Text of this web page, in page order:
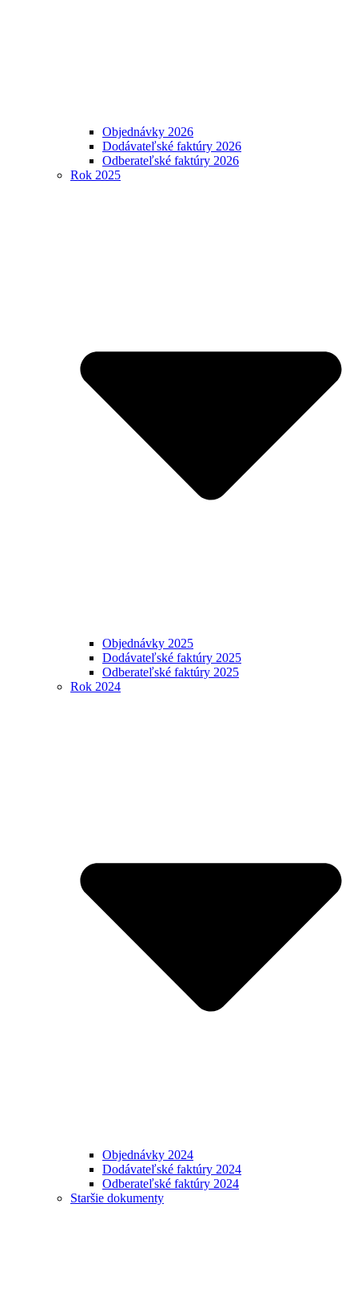
Objednávky 2026
Dodávateľské faktúry 2026
Odberateľské faktúry 2026
Rok 2025
Objednávky 2025
Dodávateľské faktúry 2025
Odberateľské faktúry 2025
Rok 2024
Objednávky 2024
Dodávateľské faktúry 2024
Odberateľské faktúry 2024
Staršie dokumenty